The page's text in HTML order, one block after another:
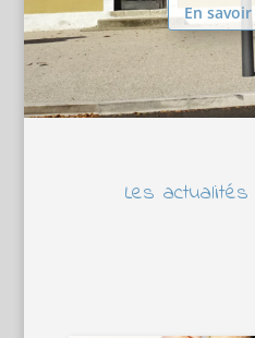
En
Les actualités